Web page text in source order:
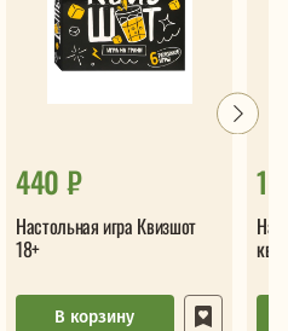
440 ₽
Настольная игра Квизшот
18+
В корзину
1